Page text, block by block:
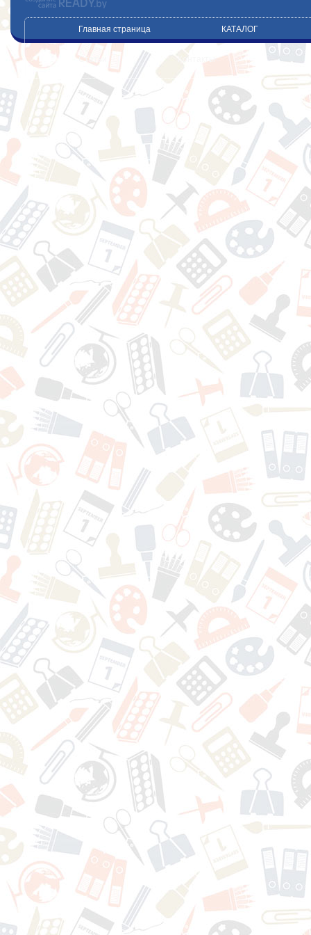
Главная страница КАТАЛОГ
Статьи Контакты